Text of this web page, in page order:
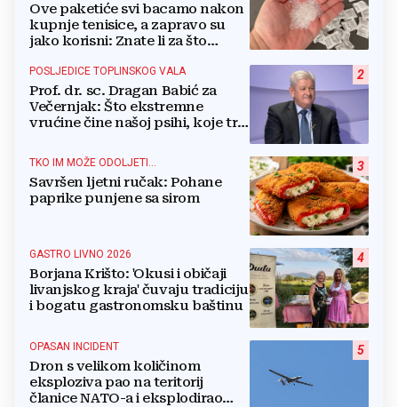
Ove paketiće svi bacamo nakon
kupnje tenisice, a zapravo su
jako korisni: Znate li za što
2
POSLJEDICE TOPLINSKOG VALA
Prof. dr. sc. Dragan Babić za
Večernjak: Što ekstremne
vrućine čine našoj psihi, koje tri
boriti...
3
TKO IM MOŽE ODOLJETI...
Savršen ljetni ručak: Pohane
paprike punjene sa sirom
4
GASTRO LIVNO 2026
Borjana Krišto: 'Okusi i običaji
livanjskog kraja' čuvaju tradiciju
i bogatu gastronomsku baštinu
5
OPASAN INCIDENT
Dron s velikom količinom
eksploziva pao na teritorij
članice NATO-a i eksplodirao